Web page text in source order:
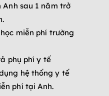
sau 1 năm trở
miễn phí trường
phụ phí y tế
hệ thống y tế
phí tại Anh.